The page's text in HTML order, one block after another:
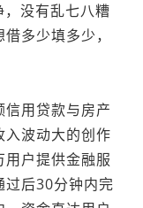
没有乱七八糟
多少填多少，
用贷款与房产
波动大的创作
户提供金融服
过后30分钟内完